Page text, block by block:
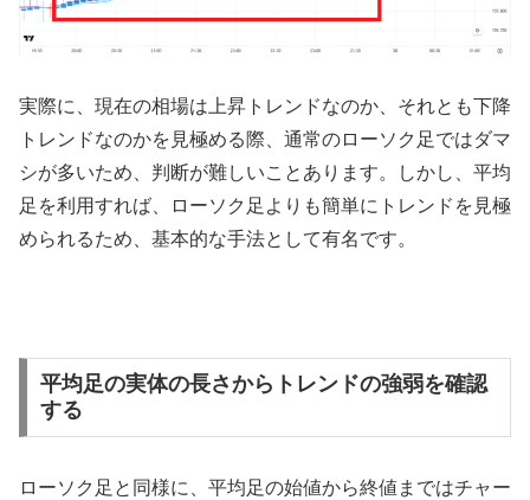
実際に、現在の相場は上昇トレンドなのか、それとも下降
トレンドなのかを見極める際、通常のローソク足ではダマ
シが多いため、判断が難しいことあります。しかし、平均
足を利用すれば、ローソク足よりも簡単にトレンドを見極
められるため、基本的な手法として有名です。
平均足の実体の長さからトレンドの強弱を確認
する
ローソク足と同様に、平均足の始値から終値まではチャー